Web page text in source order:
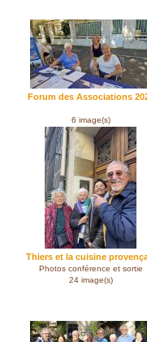
Forum des Associations
6 image(s)
Thiers et la cuisine
Photos conférence et sortie
24 image(s)